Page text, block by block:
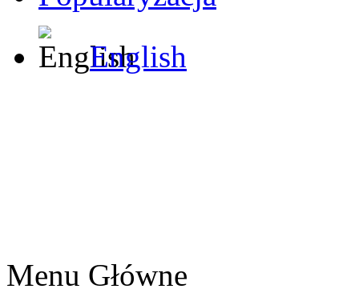
English
Menu Główne